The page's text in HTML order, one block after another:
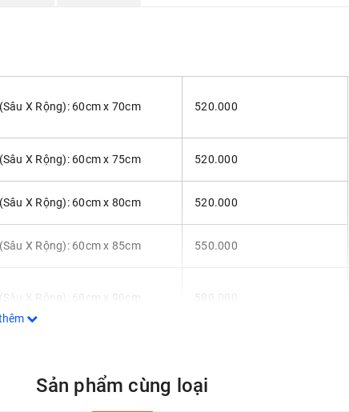
X Rộng): 60cm x 70cm 520.000
X Rộng): 60cm x 75cm 520.000
X Rộng): 60cm x 80cm 520.000
X Rộng): 60cm x 85cm 550.000
X Rộng): 60cm x 90cm 580.000
Sản phẩm cùng loại